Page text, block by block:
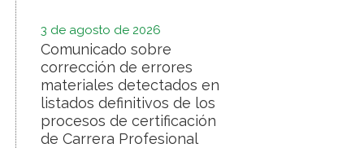
3 de agosto de 2026
Comunicado sobre
corrección de errores
materiales detectados en
listados definitivos de los
procesos de certificación
de Carrera Profesional